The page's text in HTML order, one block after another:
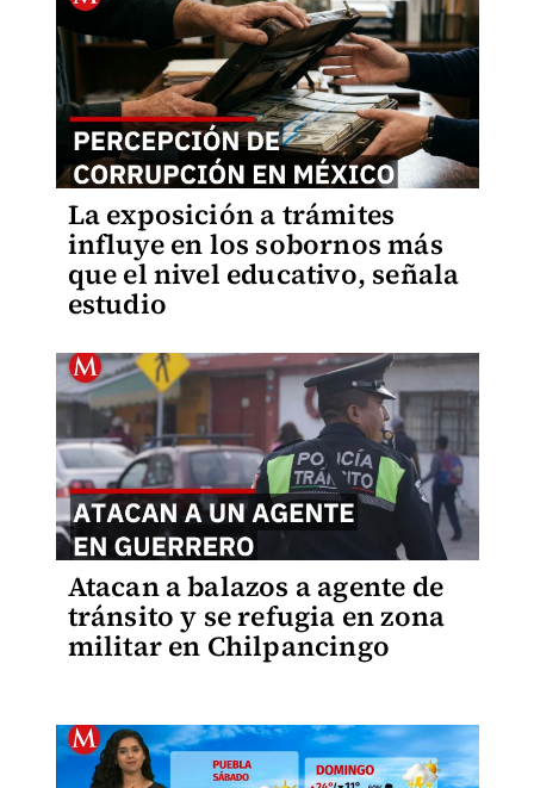
La exposición a trámites
influye en los sobornos más
que el nivel educativo, señala
estudio
Atacan a balazos a agente de
tránsito y se refugia en zona
militar en Chilpancingo